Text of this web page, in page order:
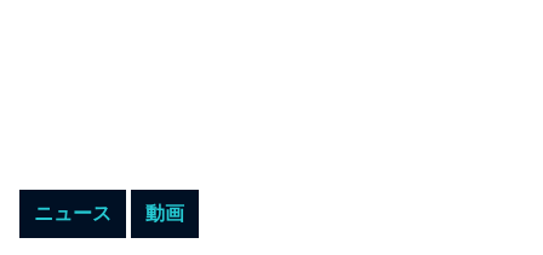
ニュース 動画